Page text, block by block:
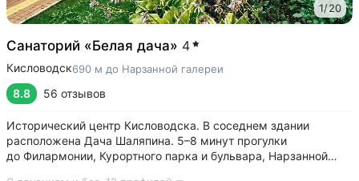
1/20
Санаторий «Белая дача» 4
Кисловодск690 м до Нарзанной галереи
8.8 56 отзывов
Исторический центр Кисловодска. В соседнем здании
расположена Дача Шаляпина. 5–8 минут прогулки
до Филармонии, Курортного парка и бульвара, Нарзанной